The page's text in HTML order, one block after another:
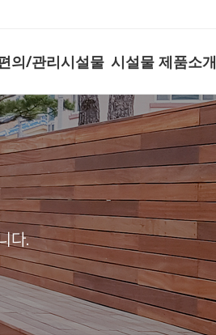
의/관리시설물 시설물 제품소개
다.